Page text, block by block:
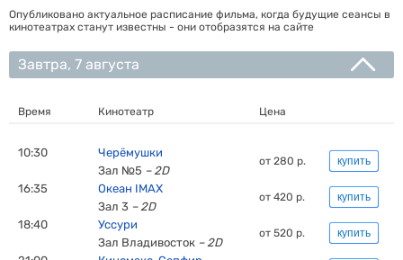
Опубликовано актуальное расписание фильма, когда будущие сеансы в
кинотеатрах станут известны - они отобразятся на сайте
Завтра, 7 августа
Время Кинотеатр Цена
10:30
Черёмушки
Зал №5 – 2D
от 280 р. купить
16:35
Океан IMAX
Зал 3 – 2D
от 420 р. купить
18:40
Уссури
Зал Владивосток – 2D
от 520 р. купить